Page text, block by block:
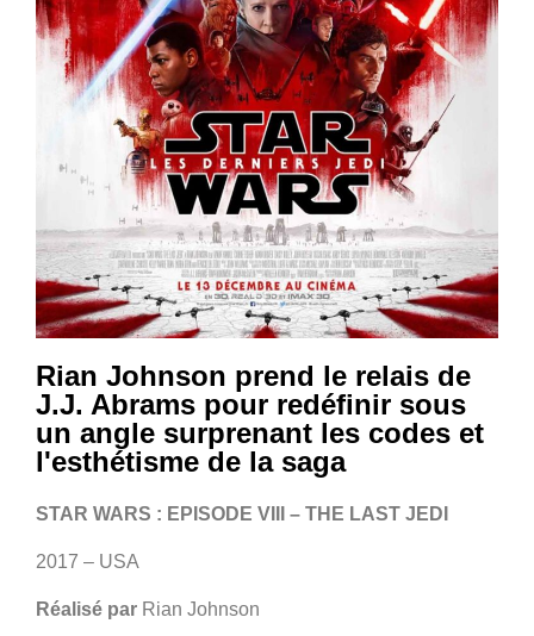
Rian Johnson prend le relais de
J.J. Abrams pour redéfinir sous
un angle surprenant les codes et
l'esthétisme de la saga
STAR WARS : EPISODE VIII – THE LAST JEDI
2017 – USA
Réalisé par Rian Johnson